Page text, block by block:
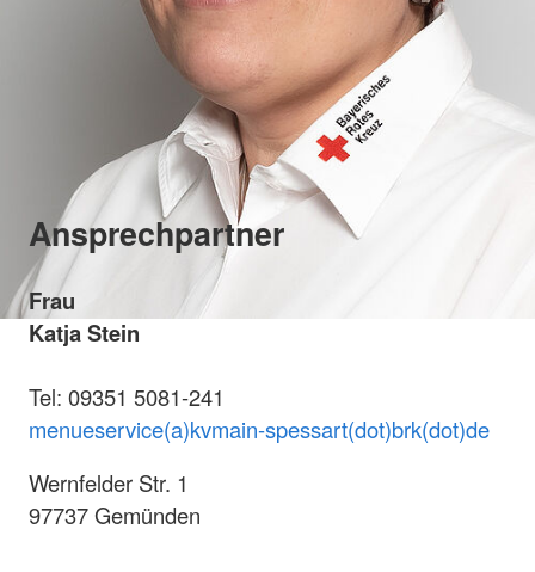
Ansprechpartner
Frau
Katja Stein
Tel: 09351 5081-241
menueservice(a)kvmain-spessart(dot)brk(dot)de
Wernfelder Str. 1
97737 Gemünden